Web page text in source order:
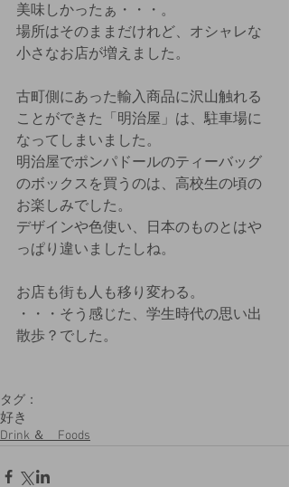
美味しかったぁ・・・。
場所はそのままだけれど、オシャレな
小さなお店が増えました。
古町側にあった輸入商品に沢山触れる
ことができた「明治屋」は、駐車場に
なってしまいました。
明治屋でポンパドールのティーバッグ
のボックスを買うのは、高校生の頃の
お楽しみでした。
デザインや色使い、日本のものとはや
っぱり違いましたしね。
お店も街も人も移り変わる。
・・・そう感じた、学生時代の思い出
散歩？でした。
タグ：
好き
Drink ＆ Foods